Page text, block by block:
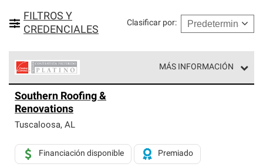
FILTROS Y
CREDENCIALES
Clasificar por:
MÁS INFORMACIÓN
Corning constituyen el nivel superior de nuestra red
exclusiva y cumplen con estándares estrictos de
profesionalismo, confiabilidad y destreza incomparable.
sistemas de techos.
Southern Roofing &
Renovations
Tuscaloosa, AL
Financiación disponible Premiado